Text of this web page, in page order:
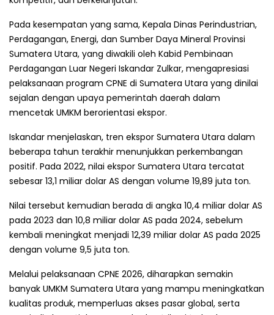
Pada kesempatan yang sama, Kepala Dinas Perindustrian,
Perdagangan, Energi, dan Sumber Daya Mineral Provinsi
Sumatera Utara, yang diwakili oleh Kabid Pembinaan
Perdagangan Luar Negeri Iskandar Zulkar, mengapresiasi
pelaksanaan program CPNE di Sumatera Utara yang dinilai
sejalan dengan upaya pemerintah daerah dalam
mencetak UMKM berorientasi ekspor.
Iskandar menjelaskan, tren ekspor Sumatera Utara dalam
beberapa tahun terakhir menunjukkan perkembangan
positif. Pada 2022, nilai ekspor Sumatera Utara tercatat
sebesar 13,1 miliar dolar AS dengan volume 19,89 juta ton.
Nilai tersebut kemudian berada di angka 10,4 miliar dolar AS
pada 2023 dan 10,8 miliar dolar AS pada 2024, sebelum
kembali meningkat menjadi 12,39 miliar dolar AS pada 2025
dengan volume 9,5 juta ton.
Melalui pelaksanaan CPNE 2026, diharapkan semakin
banyak UMKM Sumatera Utara yang mampu meningkatkan
kualitas produk, memperluas akses pasar global, serta